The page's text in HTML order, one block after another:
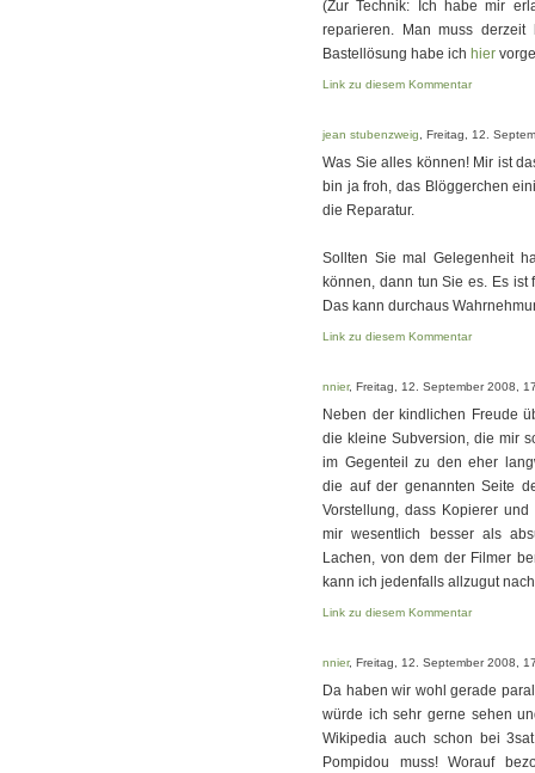
(Zur Technik: Ich habe mir
reparieren. Man muss
Bastellösung habe ich hier
Link zu diesem Kommentar
jean stubenzweig , Freitag, 12.
Was Sie alles können! Mir ist
bin ja froh, das Blöggerchen
die Reparatur.
Sollten Sie mal Gelegenheit
können, dann tun Sie es. Es
Das kann durchaus
Link zu diesem Kommentar
nnier, Freitag, 12. September 2008,
Neben der kindlichen Freude
die kleine Subversion, die mir
im Gegenteil zu den eher
die auf der genannten Seite
Vorstellung, dass Kopierer
mir wesentlich besser als
Lachen, von dem der Filmer
kann ich jedenfalls allzugut
Link zu diesem Kommentar
nnier, Freitag, 12. September 2008,
Da haben wir wohl gerade
würde ich sehr gerne sehen
Wikipedia auch schon bei
Pompidou muss! Worauf